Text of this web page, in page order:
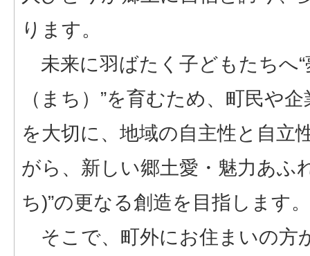
ります。
未来に羽ばたく子どもたちへ
（まち）”を育むため、町民や
を大切に、地域の自主性と自立
がら、新しい郷土愛・魅力あふ
ち)”の更なる創造を目指しま
そこで、町外にお住まいの方